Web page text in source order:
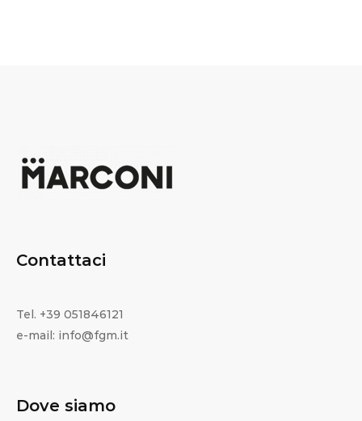
Contattaci
Tel. +39 051846121
e-mail: info@fgm.it
Dove siamo